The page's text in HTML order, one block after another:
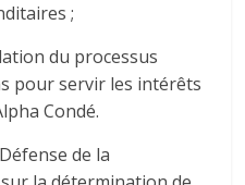
;
du processus
pour servir les intérêts
Condé.
de la